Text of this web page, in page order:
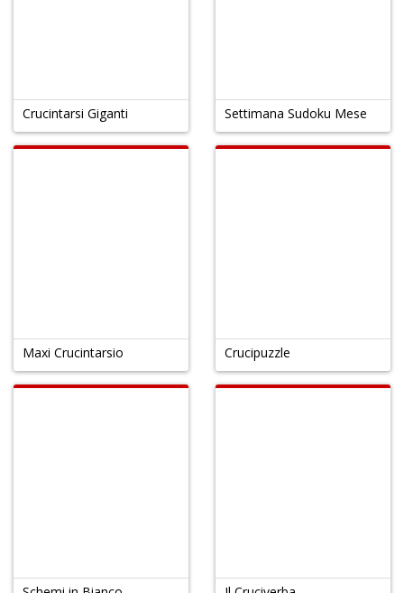
Crucintarsi Giganti Settimana Sudoku Mese
Maxi Crucintarsio Crucipuzzle